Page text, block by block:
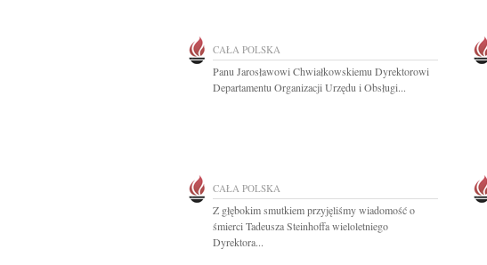
CAŁA POLSKA
Panu Jarosławowi Chwiałkowskiemu Dyrektorowi
Departamentu Organizacji Urzędu i Obsługi...
CAŁA POLSKA
Z głębokim smutkiem przyjęliśmy wiadomość o
śmierci Tadeusza Steinhoffa wieloletniego
Dyrektora...